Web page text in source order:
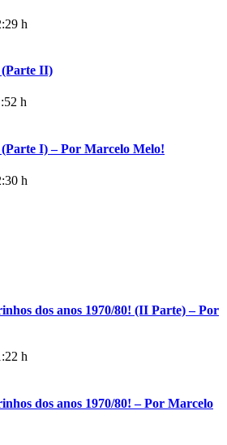
h
(Parte II)
h
I) – Por Marcelo Melo!
h
dos anos 1970/80! (II Parte) – Por
h
dos anos 1970/80! – Por Marcelo